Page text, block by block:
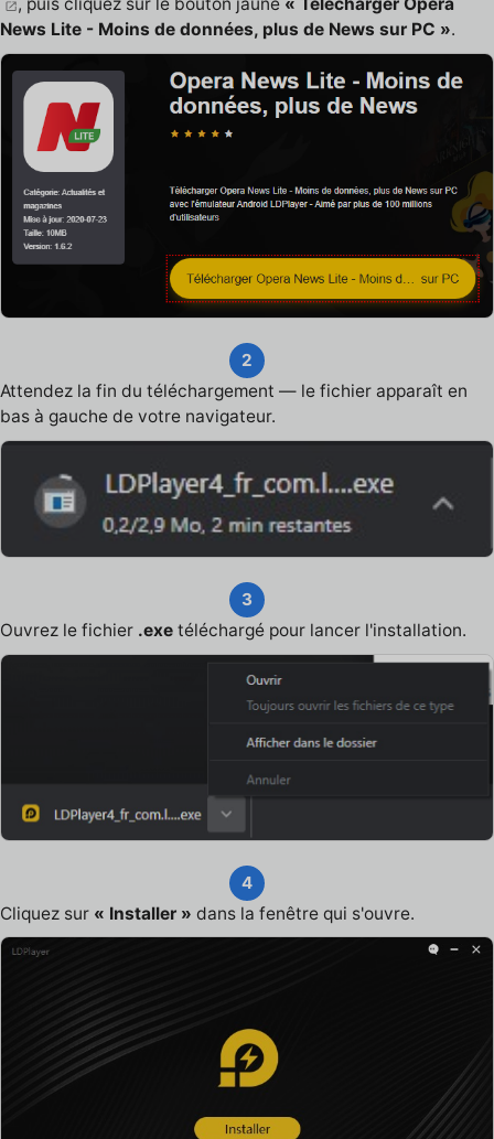
, puis cliquez sur le bouton jaune « Télécharger Opera
News Lite - Moins de données, plus de News sur PC ».
2
Attendez la fin du téléchargement — le fichier apparaît en
bas à gauche de votre navigateur.
3
Ouvrez le fichier .exe téléchargé pour lancer l'installation.
4
Cliquez sur « Installer » dans la fenêtre qui s'ouvre.